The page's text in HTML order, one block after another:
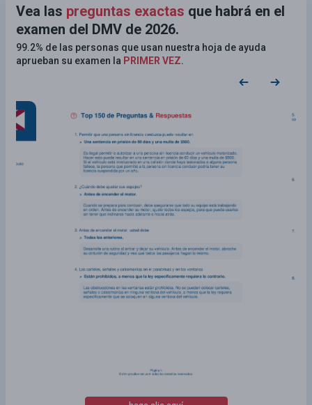
Vea las preguntas exactas que habrá en el
examen del DMV de 2026.
99.2% de las personas que usan nuestra hoja de ayuda
aprueban su examen la PRIMER VEZ.